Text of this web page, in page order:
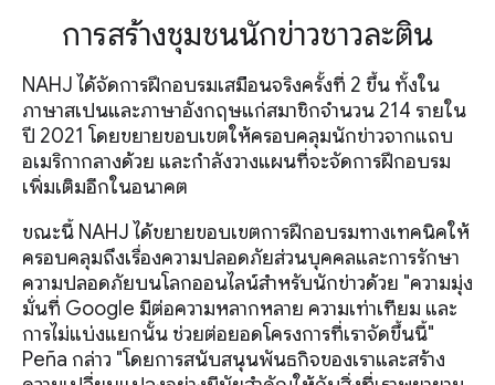
การสร้างชุมชนนักข่าวชาวละติน
NAHJ ได้จัดการฝึกอบรมเสมือนจริงครั้งที่ 2 ขึ้น ทั้งใน
ภาษาสเปนและภาษาอังกฤษแก่สมาชิกจำนวน 214 รายใน
ปี 2021 โดยขยายขอบเขตให้ครอบคลุมนักข่าวจากแถบ
อเมริกากลางด้วย และกำลังวางแผนที่จะจัดการฝึกอบรม
เพิ่มเติมอีกในอนาคต
ขณะนี้ NAHJ ได้ขยายขอบเขตการฝึกอบรมทางเทคนิคให้
ครอบคลุมถึงเรื่องความปลอดภัยส่วนบุคคลและการรักษา
ความปลอดภัยบนโลกออนไลน์สำหรับนักข่าวด้วย "ความมุ่ง
มั่นที่ Google มีต่อความหลากหลาย ความเท่าเทียม และ
การไม่แบ่งแยกนั้น ช่วยต่อยอดโครงการที่เราจัดขึ้นนี้"
Peña กล่าว "โดยการสนับสนุนพันธกิจของเราและสร้าง